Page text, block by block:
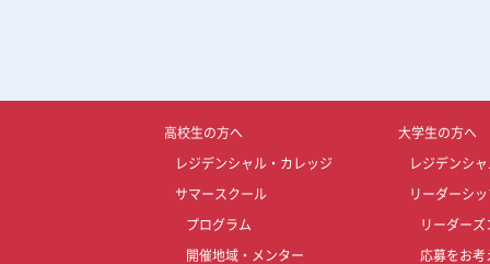
高校生の方へ
レジデンシャル・カレッジ
サマースクール
プログラム
開催地域・メンター
大学生の方へ
レジデンシ
リーダーシ
リーダーズ
応募をお考